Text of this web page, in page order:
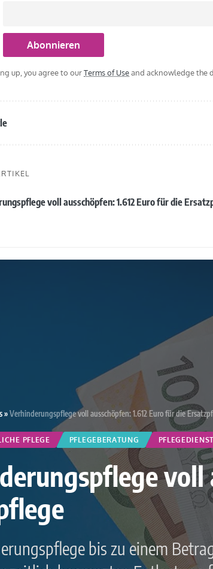
up, you agree to ourTerms of Useand acknowledge the
voll ausschöpfen: 1.612 Euro für die
»Verhinderungspflege voll ausschöpfen: 1.612 Euro für die
PFLEGE PFLEGEBERATUNG PFLEGEDIENST
voll
bis zu einem